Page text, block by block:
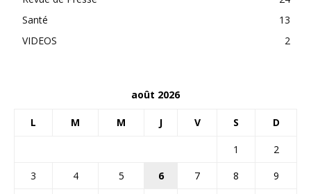
Santé
13
VIDEOS
2
août 2026
L M M J V S D
1
2
3
4 5 6 7 8
9